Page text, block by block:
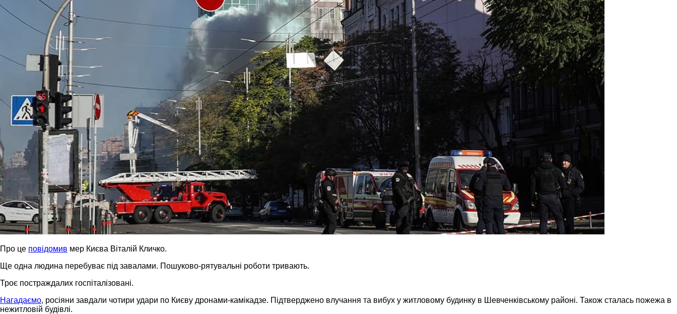
Про це повідомив мер Києва Віталій Кличко.
Ще одна людина перебуває під завалами. Пошуково-рятувальні роботи тривають.
Троє постраждалих госпіталізовані.
Нагадаємо, росіяни завдали чотири удари по Києву дронами-камікадзе. Підтверджено влучання та вибух у житловому будинку в Шевченківському районі. Також сталась пожежа в
нежитловій будівлі.